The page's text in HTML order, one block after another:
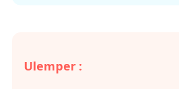
Ulemper :